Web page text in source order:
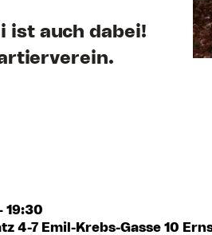
ist auch dabei!
19:30
4-7 Emil-Krebs-Gasse 10